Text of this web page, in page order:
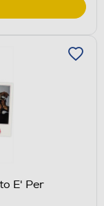
E' Per